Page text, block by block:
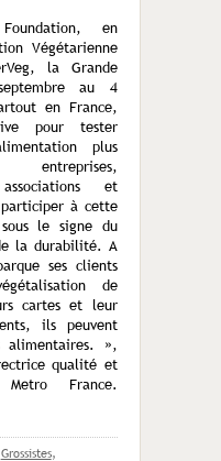
en
Végétarienne
la Grande
au 4
en France,
pour tester
plus
entreprises,
et
à cette
le signe du
la durabilité. A
ses clients
de
cartes et leur
ils peuvent
alimentaires. »,
qualité et
Metro France.
Grossistes,